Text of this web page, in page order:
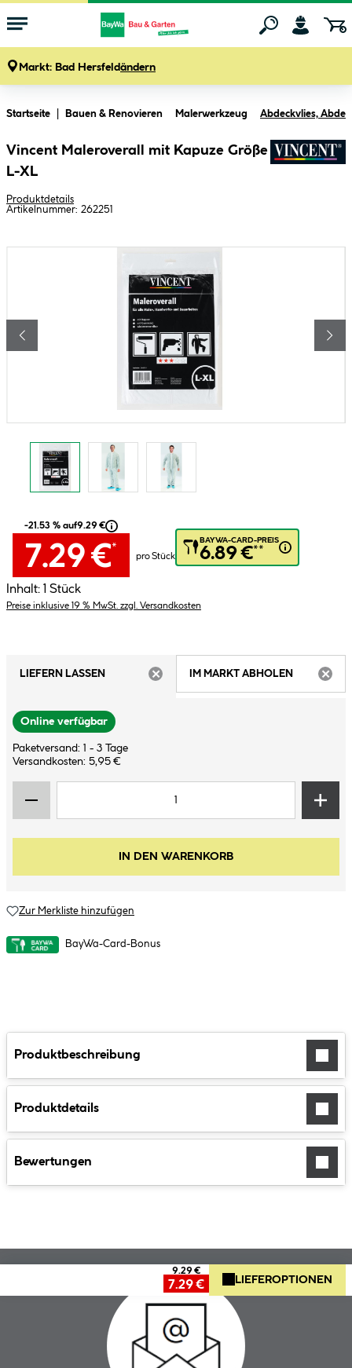
Markt: Bad Hersfeldändern
Startseite Bauen & Renovieren Malerwerkzeug Abdeckvlies,
Vincent Maleroverall mit Kapuze Größe
L-XL
Produktdetails
Artikelnummer: 262251
Bildergalerie überspringen
-21.53 % auf9.29 €
7.29 €*
pro Stück
BAYWA-CARD-PREIS
6.89 €**
Inhalt: 1 Stück
Preise inklusive 19 % MwSt. zzgl. Versandkosten
LIEFERN LASSEN
IM MARKT ABHOLEN
Online verfügbar
Paketversand: 1 - 3 Tage
Versandkosten: 5,95 €
IN DEN WARENKORB
Zur Merkliste hinzufügen
BayWa-Card-Bonus
Produktbeschreibung
Produktdetails
Bewertungen
9.29 €
7.29 € LIEFEROPTIONEN